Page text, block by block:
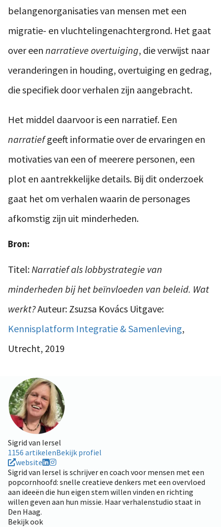
belangenorganisaties van mensen met een
migratie- en vluchtelingenachtergrond. Het gaat
over een narratieve overtuiging, die verwijst naar
veranderingen in houding, overtuiging en gedrag,
die specifiek door verhalen zijn aangebracht.
Het middel daarvoor is een narratief. Een
narratiefgeeft informatie over de ervaringen en
motivaties van een of meerere personen, een
plot en aantrekkelijke details. Bij dit onderzoek
gaat het om verhalen waarin de personages
afkomstig zijn uit minderheden.
Bron:
Titel:Narratief als lobbystrategie van
minderheden bij het beïnvloeden van beleid. Wat
werkt?Auteur: Zsuzsa Kovács Uitgave:
Kennisplatform Integratie & Samenleving,
Utrecht, 2019
Sigrid van Iersel
1156 artikelenBekijk profiel
website
Sigrid van Iersel is schrijver en coach voor mensen met een
popcornhoofd: snelle creatieve denkers met een overvloed
aan ideeën die hun eigen stem willen vinden en richting
willen geven aan hun missie. Haar verhalenstudio staat in
Den Haag.
Bekijk ook